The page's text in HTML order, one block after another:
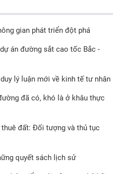
gian phát triển đột phá
án đường sắt cao tốc Bắc -
lý luận mới về kinh tế tư nhân
đã có, khó là ở khâu thực
đất: Đối tượng và thủ tục
quyết sách lịch sử